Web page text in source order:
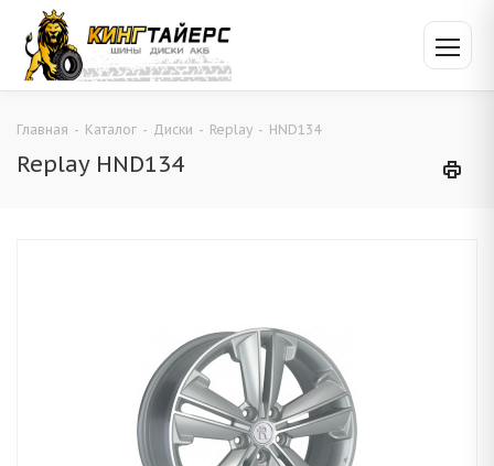
Главная - Каталог - Диски - Replay - HND134
Replay HND134